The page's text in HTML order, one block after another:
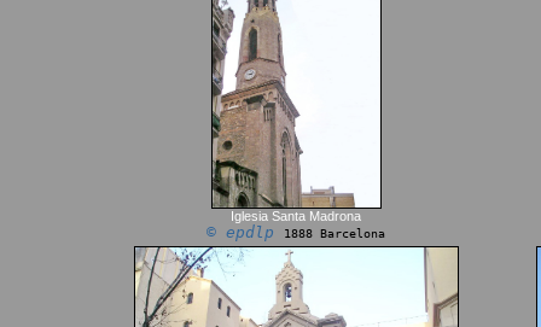
Iglesia Santa Madrona
© epdlp 1888 Barcelona